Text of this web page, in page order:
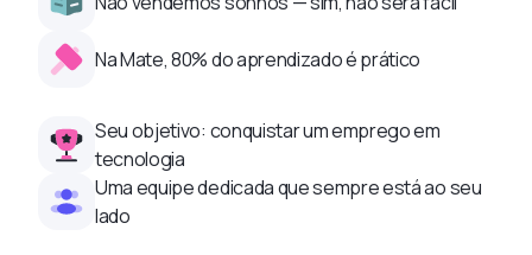
Na Mate, 80% do aprendizado é prático
Seu objetivo: conquistar um emprego em
tecnologia
Uma equipe dedicada que sempre está ao seu
lado